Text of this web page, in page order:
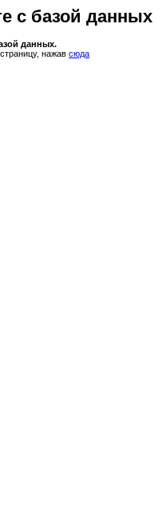
с базой данных
данных.
нажав сюда